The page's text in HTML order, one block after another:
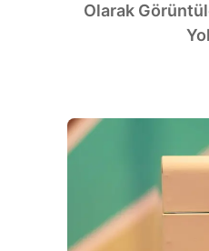
Olarak